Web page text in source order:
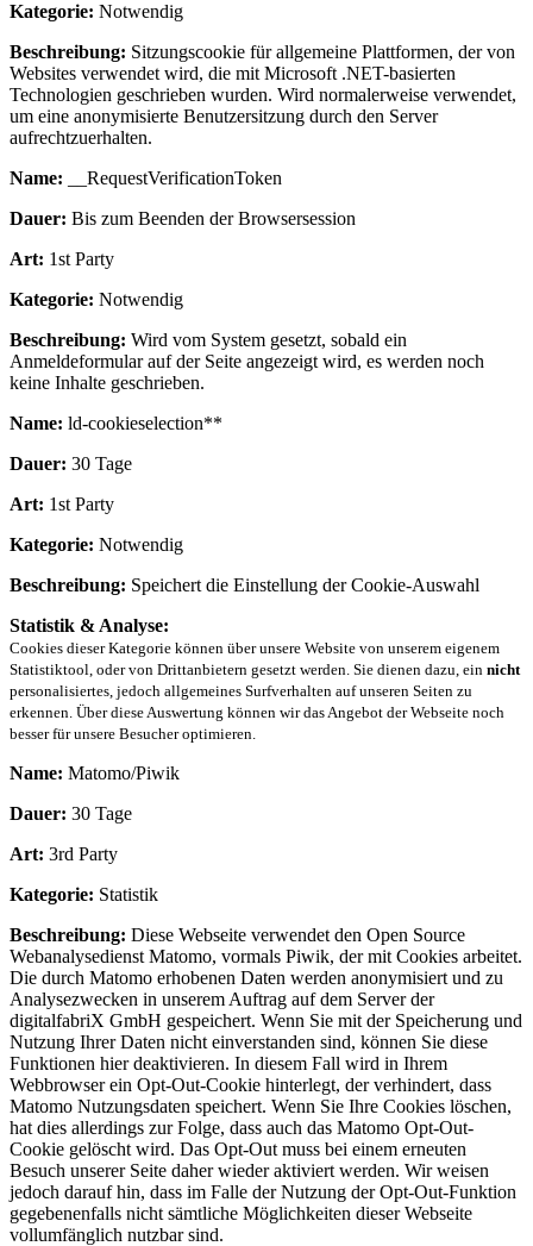
Kategorie: Notwendig
Beschreibung: Sitzungscookie für allgemeine Plattformen, der von
Websites verwendet wird, die mit Microsoft .NET-basierten
Technologien geschrieben wurden. Wird normalerweise verwendet,
um eine anonymisierte Benutzersitzung durch den Server
aufrechtzuerhalten.
Name: __RequestVerificationToken
Dauer: Bis zum Beenden der Browsersession
Art: 1st Party
Kategorie: Notwendig
Beschreibung: Wird vom System gesetzt, sobald ein
Anmeldeformular auf der Seite angezeigt wird, es werden noch
keine Inhalte geschrieben.
Name: ld-cookieselection**
Dauer: 30 Tage
Art: 1st Party
Kategorie: Notwendig
Beschreibung: Speichert die Einstellung der Cookie-Auswahl
Statistik & Analyse:
Cookies dieser Kategorie können über unsere Website von unserem eigenem
Statistiktool, oder von Drittanbietern gesetzt werden. Sie dienen dazu, ein nicht
personalisiertes, jedoch allgemeines Surfverhalten auf unseren Seiten zu
erkennen. Über diese Auswertung können wir das Angebot der Webseite noch
besser für unsere Besucher optimieren.
Name: Matomo/Piwik
Dauer: 30 Tage
Art: 3rd Party
Kategorie: Statistik
Beschreibung: Diese Webseite verwendet den Open Source
Webanalysedienst Matomo, vormals Piwik, der mit Cookies arbeitet.
Die durch Matomo erhobenen Daten werden anonymisiert und zu
Analysezwecken in unserem Auftrag auf dem Server der
digitalfabriX GmbH gespeichert. Wenn Sie mit der Speicherung und
Nutzung Ihrer Daten nicht einverstanden sind, können Sie diese
Funktionen hier deaktivieren. In diesem Fall wird in Ihrem
Webbrowser ein Opt-Out-Cookie hinterlegt, der verhindert, dass
Matomo Nutzungsdaten speichert. Wenn Sie Ihre Cookies löschen,
hat dies allerdings zur Folge, dass auch das Matomo Opt-Out-
Cookie gelöscht wird. Das Opt-Out muss bei einem erneuten
Besuch unserer Seite daher wieder aktiviert werden. Wir weisen
jedoch darauf hin, dass im Falle der Nutzung der Opt-Out-Funktion
gegebenenfalls nicht sämtliche Möglichkeiten dieser Webseite
vollumfänglich nutzbar sind.